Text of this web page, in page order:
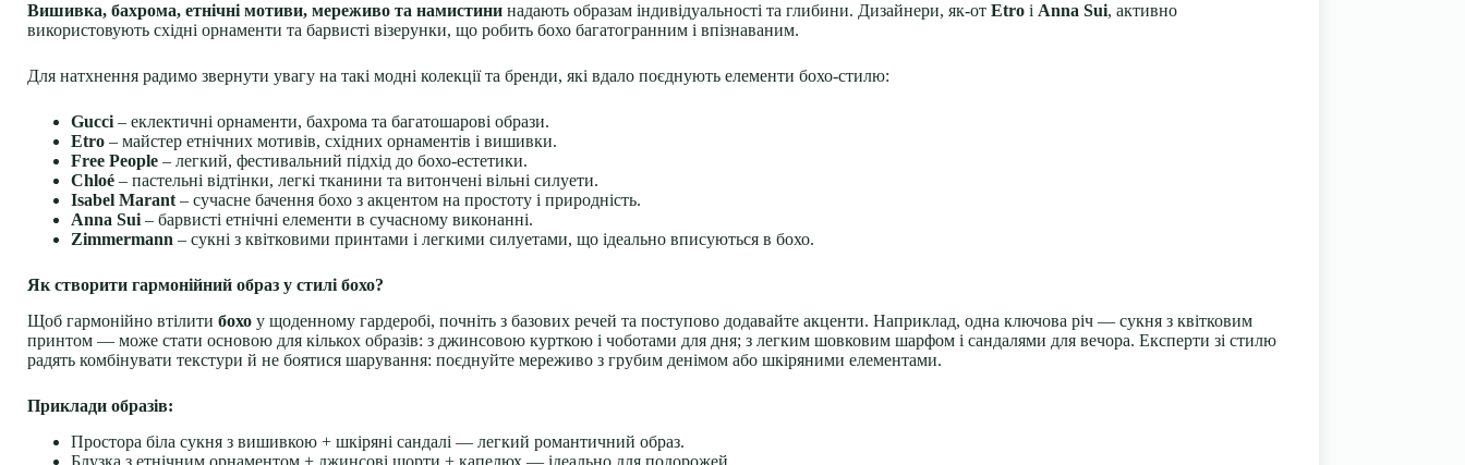
Вишивка, бахрома, етнічні мотиви, мереживо та намистини надають образам індивідуальності та глибини. Дизайнери, як-от Etro і Anna Sui, активно
використовують східні орнаменти та барвисті візерунки, що робить бохо багатогранним і впізнаваним.
Для натхнення радимо звернути увагу на такі модні колекції та бренди, які вдало поєднують елементи бохо-стилю:
Gucci – еклектичні орнаменти, бахрома та багатошарові образи.
Etro – майстер етнічних мотивів, східних орнаментів і вишивки.
Free People – легкий, фестивальний підхід до бохо-естетики.
Chloé – пастельні відтінки, легкі тканини та витончені вільні силуети.
Isabel Marant – сучасне бачення бохо з акцентом на простоту і природність.
Anna Sui – барвисті етнічні елементи в сучасному виконанні.
Zimmermann – сукні з квітковими принтами і легкими силуетами, що ідеально вписуються в бохо.
Як створити гармонійний образ у стилі бохо?
Щоб гармонійно втілити бохо у щоденному гардеробі, почніть з базових речей та поступово додавайте акценти. Наприклад, одна ключова річ — сукня з квітковим
принтом — може стати основою для кількох образів: з джинсовою курткою і чоботами для дня; з легким шовковим шарфом і сандалями для вечора. Експерти зі стилю
радять комбінувати текстури й не боятися шарування: поєднуйте мереживо з грубим денімом або шкіряними елементами.
Приклади образів:
Простора біла сукня з вишивкою + шкіряні сандалі — легкий романтичний образ.
Блузка з етнічним орнаментом + джинсові шорти + капелюх — ідеально для подорожей.